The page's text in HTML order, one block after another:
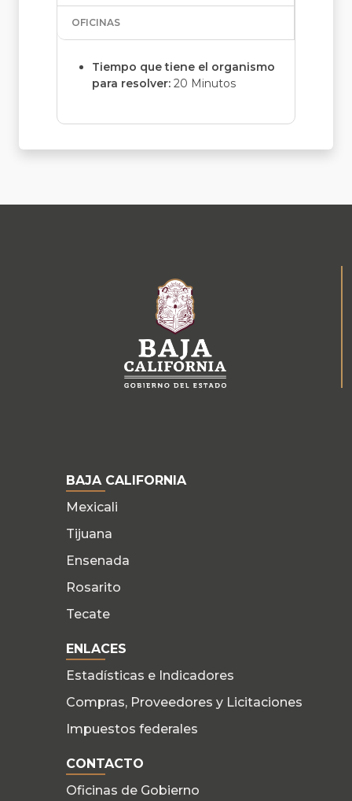
OFICINAS
Tiempo que tiene el organismo
para resolver: 20 Minutos
BAJA CALIFORNIA
Mexicali
Tijuana
Ensenada
Rosarito
Tecate
ENLACES
Estadísticas e Indicadores
Compras, Proveedores y Licitaciones
Impuestos federales
CONTACTO
Oficinas de Gobierno